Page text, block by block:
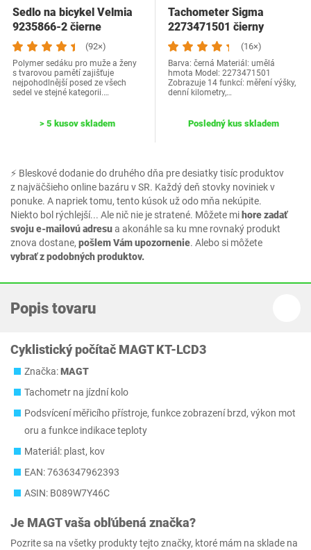
⚡ Bleskové dodanie do druhého dňa pre desiatky tisíc produktov
z najväčšieho online bazáru v SR. Každý deň stovky noviniek v
ponuke. A napriek tomu, tento kúsok už odo mňa nekúpite.
Niekto bol rýchlejší... Ale nič nie je stratené. Môžete mihore zadať
svoju e-mailovú adresua akonáhle sa ku mne rovnaký produkt
znova dostane, pošlem Vám upozornenie. Alebo si môžete
vybrať z podobných produktov.
Sedlo na bicykel Velmia
9235866-2 čierne
(92×)
Polymer sedáku pro muže a ženy
s tvarovou pamětí zajišťuje
nejpohodlnější posed ze všech
sedel ve stejné kategorii.…
> 5 kusov skladem
Tachometer Sigma
2273471501 čierny
(16×)
Barva: černá Materiál: umělá
hmota Model: 2273471501
Zobrazuje 14 funkcí: měření výšky,
denní kilometry,…
Posledný kus skladem
Popis tovaru
Cyklistický počítač MAGT KT-LCD3
Značka:MAGT
Tachometr na jízdní kolo
Podsvícení měřicího přístroje, funkce zobrazení brzd, výkon mot
oru a funkce indikace teploty
Materiál: plast, kov
EAN: 7636347962393
ASIN: B089W7Y46C
Je MAGTvaša obľúbená značka?
Pozrite sa na všetky produkty tejto značky, ktoré mám na sklade na